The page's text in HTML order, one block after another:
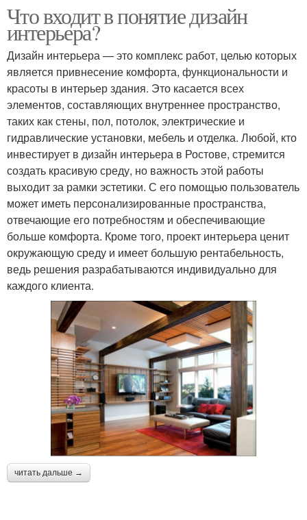
Что входит в понятие дизайн
интерьера?
Дизайн интерьера — это комплекс работ, целью которых
является привнесение комфорта, функциональности и
красоты в интерьер здания. Это касается всех
элементов, составляющих внутреннее пространство,
таких как стены, пол, потолок, электрические и
гидравлические установки, мебель и отделка. Любой, кто
инвестирует в дизайн интерьера в Ростове, стремится
создать красивую среду, но важность этой работы
выходит за рамки эстетики. С его помощью пользователь
может иметь персонализированные пространства,
отвечающие его потребностям и обеспечивающие
больше комфорта. Кроме того, проект интерьера ценит
окружающую среду и имеет большую рентабельность,
ведь решения разрабатываются индивидуально для
каждого клиента.
читать дальше →